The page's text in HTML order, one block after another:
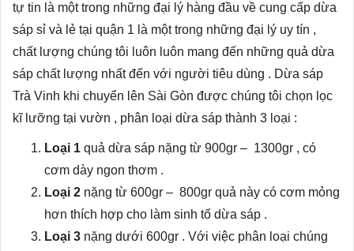
tự tin là một trong những đại lý hàng đầu về cung cấp dừa
sáp sỉ và lẻ tại quận 1 là một trong những đại lý uy tín ,
chất lượng chúng tôi luôn luôn mang đến những quả dừa
sáp chất lượng nhất đến với người tiêu dùng . Dừa sáp
Trà Vinh khi chuyển lên Sài Gòn được chúng tôi chọn lọc
kĩ lưỡng tại vườn , phân loại dừa sáp thành 3 loại :
Loại 1 quả dừa sáp nặng từ 900gr – 1300gr , có
cơm dày ngon thơm .
Loại 2 nặng từ 600gr – 800gr quả này có cơm mỏng
hơn thích hợp cho làm sinh tố dừa sáp .
Loại 3 nặng dưới 600gr . Với việc phân loại chúng